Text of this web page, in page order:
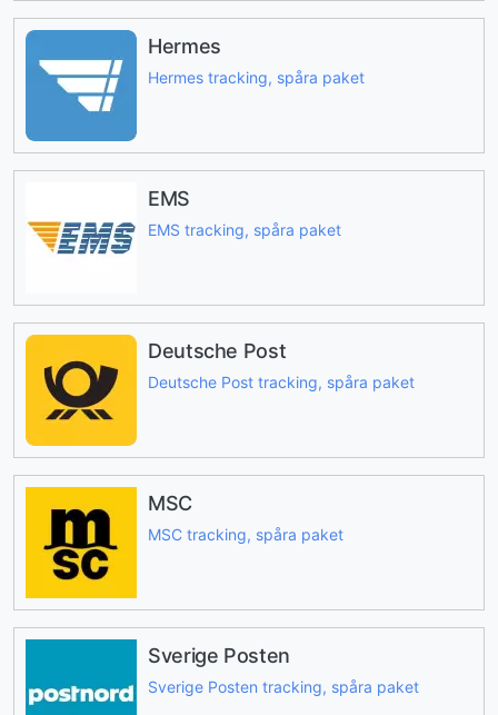
Hermes
Hermes tracking, spåra paket
EMS
EMS tracking, spåra paket
Deutsche Post
Deutsche Post tracking, spåra paket
MSC
MSC tracking, spåra paket
Sverige Posten
Sverige Posten tracking, spåra paket